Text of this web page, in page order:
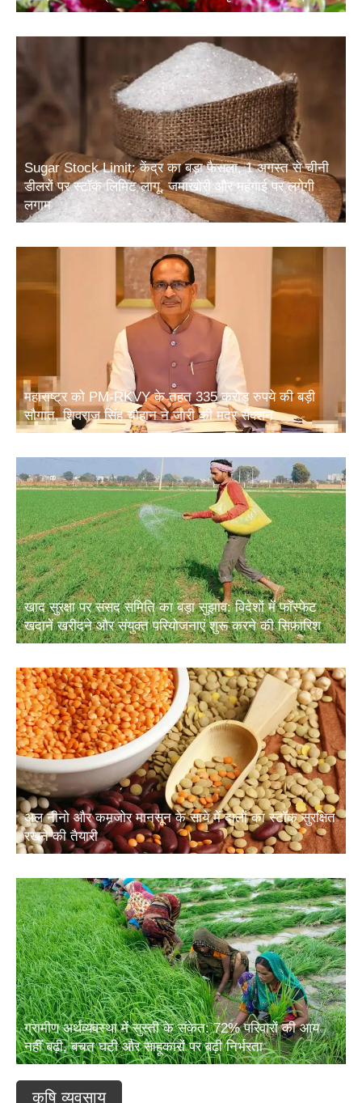
Sugar Stock Limit: केंद्र का बड़ा फैसला, 1 अगस्त से चीनी
डीलरों पर स्टॉक लिमिट लागू, जमाखोरी और महंगाई पर लगेगी
लगाम
महाराष्ट्र को PM-RKVY के तहत 335 करोड़ रुपये की बड़ी
सौगात, शिवराज सिंह चौहान ने जारी की मदर सैंक्शन
खाद सुरक्षा पर संसद समिति का बड़ा सुझाव: विदेशों में फॉस्फेट
खदानें खरीदने और संयुक्त परियोजनाएं शुरू करने की सिफारिश
अल नीनो और कमजोर मानसून के साये में दालों का स्टॉक सुरक्षित
रखने की तैयारी
ग्रामीण अर्थव्यवस्था में सुस्ती के संकेत: 72% परिवारों की आय
नहीं बढ़ी, बचत घटी और साहूकारों पर बढ़ी निर्भरता
कृषि व्यवसाय